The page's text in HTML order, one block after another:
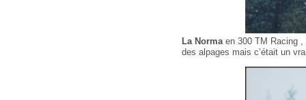
La Normaen 300 TM Racing ,
des alpages mais c’était un